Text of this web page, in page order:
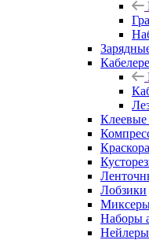
Клеевые
Лобзики
Наборы